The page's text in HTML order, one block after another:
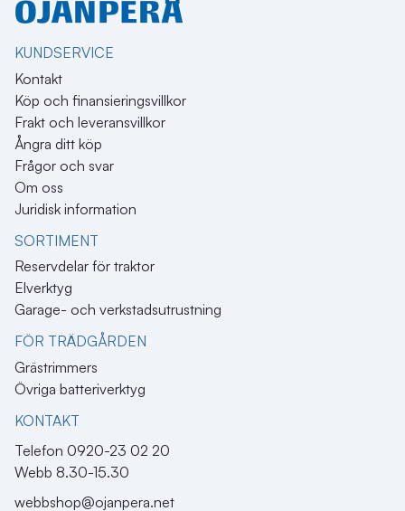
KUNDSERVICE
Kontakt
Köp och finansieringsvillkor
Frakt och leveransvillkor
Ångra ditt köp
Frågor och svar
Om oss
Juridisk information
SORTIMENT
Reservdelar för traktor
Elverktyg
Garage- och verkstadsutrustning
FÖR TRÄDGÅRDEN
Grästrimmers
Övriga batteriverktyg
KONTAKT​
Telefon 0920-23 02 20
Webb 8.30-15.30
webbshop@ojanpera.net